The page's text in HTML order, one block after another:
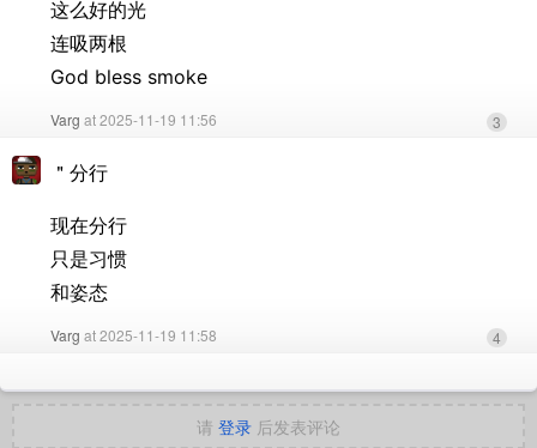
这么好的光
连吸两根
God bless smoke
Varg at 2025-11-19 11:56 3
＂分行
现在分行
只是习惯
和姿态
Varg at 2025-11-19 11:58 4
请 登录 后发表评论